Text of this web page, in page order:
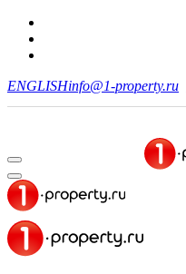
ENGLISHinfo@1-property.ru